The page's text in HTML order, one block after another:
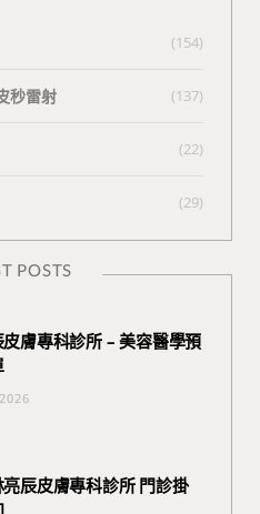
(154)
秒雷射 (137)
(22)
(29)
POSTS
膚專科診所 – 美容醫學預
辰皮膚專科診所 門診掛